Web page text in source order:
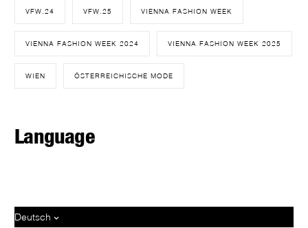
VFW.24 VFW.25 VIENNA FASHION WEEK
VIENNA FASHION WEEK 2024 VIENNA FASHION WEEK 2025
WIEN ÖSTERREICHISCHE MODE
Language
Deutsch